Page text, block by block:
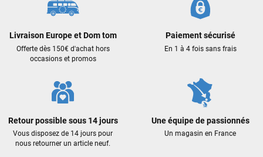
Livraison Europe et Dom tom
Offerte dès 150€ d'achat hors
occasions et promos
Paiement sécurisé
En 1 à 4 fois sans frais
Retour possible sous 14 jours
Vous disposez de 14 jours pour
nous retourner un article neuf.
Une équipe de passionnés
Un magasin en France
le lendemain, et j’ai bien reçu tout le matériel dans un colis
propre et soigné. Plus qu’à tester ça sur l’eau ! Je
professionnalisme et sa réactivité.
Cela faisait 6 mois que je galérais à remplacer ma board eux
m'ont trouvé une pépite à laquelle je n'aurais jamais pensé !
Excellent conseil excellent prix et en plus super sympas. Merci
encore pour cette severne dyno !